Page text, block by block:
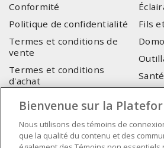
Conformité
Politique de confidentialité
Termes et conditions de
vente
Termes et conditions
d'achat
Nous joindre
Fils
Bienvenue sur la
Nous utilisons des témoins de
que la qualité du contenu et des